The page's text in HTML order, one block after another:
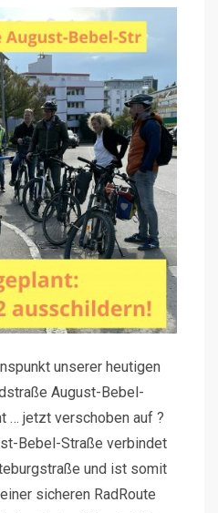
unserer heutigen
August-Bebel-
… jetzt verschoben auf ?
Bebel-Straße verbindet
und ist somit
sicheren RadRoute